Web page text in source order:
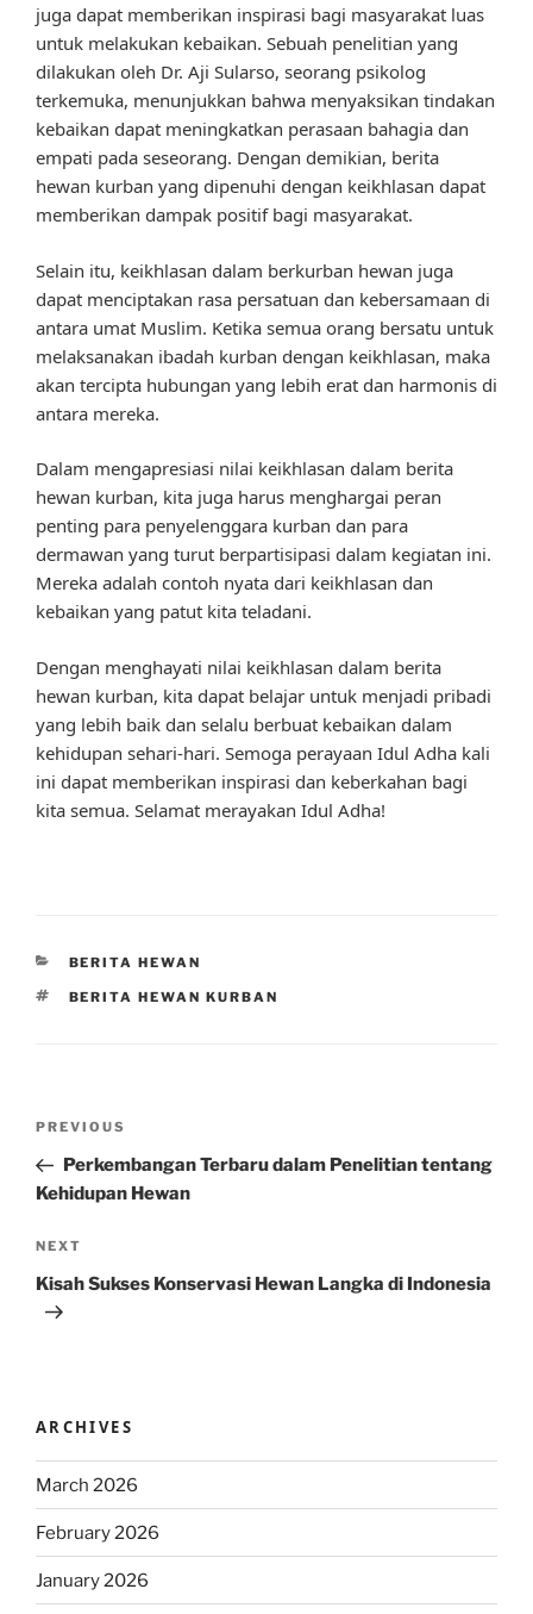
juga dapat memberikan inspirasi bagi masyarakat luas
untuk melakukan kebaikan. Sebuah penelitian yang
dilakukan oleh Dr. Aji Sularso, seorang psikolog
terkemuka, menunjukkan bahwa menyaksikan tindakan
kebaikan dapat meningkatkan perasaan bahagia dan
empati pada seseorang. Dengan demikian, berita
hewan kurban yang dipenuhi dengan keikhlasan dapat
memberikan dampak positif bagi masyarakat.
Selain itu, keikhlasan dalam berkurban hewan juga
dapat menciptakan rasa persatuan dan kebersamaan di
antara umat Muslim. Ketika semua orang bersatu untuk
melaksanakan ibadah kurban dengan keikhlasan, maka
akan tercipta hubungan yang lebih erat dan harmonis di
antara mereka.
Dalam mengapresiasi nilai keikhlasan dalam berita
hewan kurban, kita juga harus menghargai peran
penting para penyelenggara kurban dan para
dermawan yang turut berpartisipasi dalam kegiatan ini.
Mereka adalah contoh nyata dari keikhlasan dan
kebaikan yang patut kita teladani.
Dengan menghayati nilai keikhlasan dalam berita
hewan kurban, kita dapat belajar untuk menjadi pribadi
yang lebih baik dan selalu berbuat kebaikan dalam
kehidupan sehari-hari. Semoga perayaan Idul Adha kali
ini dapat memberikan inspirasi dan keberkahan bagi
kita semua. Selamat merayakan Idul Adha!
CATEGORIES
BERITA HEWAN
TAGS
BERITA HEWAN KURBAN
Previous
Post
PREVIOUS
Perkembangan Terbaru dalam Penelitian tentang
Kehidupan Hewan
Next
Post
NEXT
Kisah Sukses Konservasi Hewan Langka di Indonesia
ARCHIVES
March 2026
February 2026
January 2026